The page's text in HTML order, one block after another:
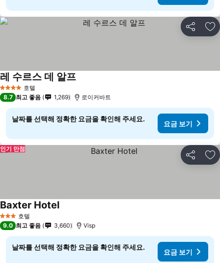
공유 즐
4 성급 호텔
레 수르스 데 알프요금 보기
8.7 최고 좋음 1,269 로이커바트
날짜를 선택해 정확한 요금을 확인해 주세요.
요금 보기
공유 즐
인기 만점
3 성급 호텔
Baxter Hotel요금 보기
9.0 최고 좋음 3,660 Visp
날짜를 선택해 정확한 요금을 확인해 주세요.
요금 보기